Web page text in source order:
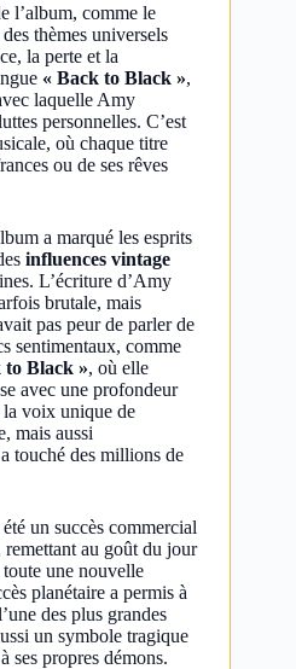
l’album, comme le
thèmes universels
la perte et la
« Back to Black »,
laquelle Amy
personnelles. C’est
où chaque titre
ou de ses rêves
a marqué les esprits
influences vintage
L’écriture d’Amy
brutale, mais
pas peur de parler de
sentimentaux, comme
to Black », où elle
avec une profondeur
voix unique de
mais aussi
touché des millions de
un succès commercial
au goût du jour
une nouvelle
planétaire a permis à
des plus grandes
un symbole tragique
ses propres démons.